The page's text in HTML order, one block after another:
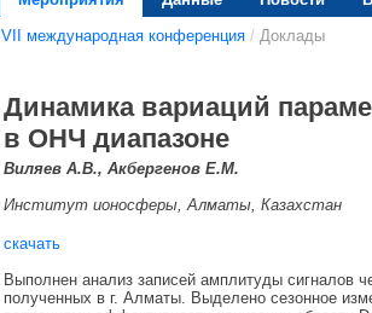
VII международная конференция / Доклады
Динамика вариаций
в ОНЧ диапазоне
Виляев А.В., Акбергенов Е.М.
Институт ионосферы, Алматы, Казахстан
скачать
Выполнен анализ записей амплитуды сигналов
полученных в г. Алматы. Выделено сезонное